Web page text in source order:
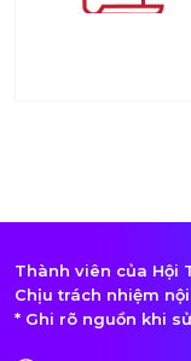
Thành viên của Hội
Chịu trách nhiệm
* Ghi rõ nguồn khi